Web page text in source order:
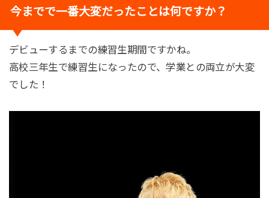
今までで一番大変だったことは何ですか？
デビューするまでの練習生期間ですかね。
高校三年生で練習生になったので、学業との両立が大変
でした！